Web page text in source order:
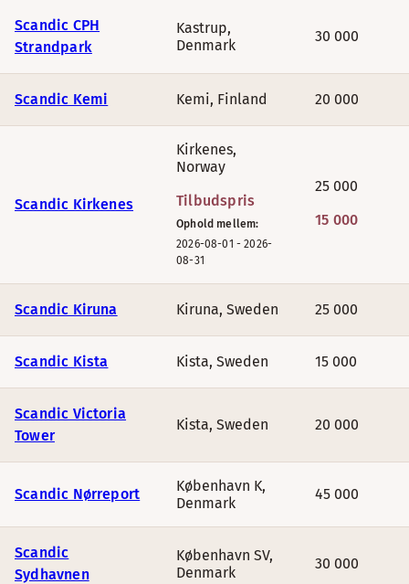
Scandic CPH
Strandpark
Kastrup,
Denmark
30 000
Scandic Kemi Kemi, Finland 20 000
Scandic Kirkenes
Kirkenes,
Norway
Tilbudspris
Ophold mellem:
2026-08-01 -2026-
08-31
25 000
15 000
Scandic Kiruna Kiruna, Sweden 25 000
Scandic Kista Kista, Sweden 15 000
Scandic Victoria
Tower
Kista, Sweden 20 000
Scandic Nørreport København K,
Denmark
45 000
Scandic
Sydhavnen
København SV,
Denmark
30 000